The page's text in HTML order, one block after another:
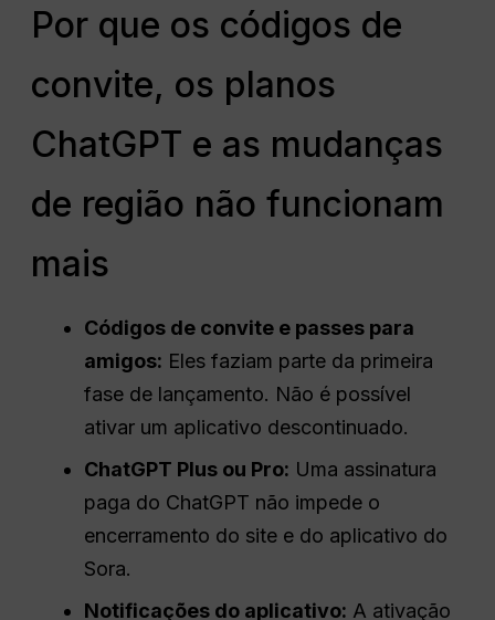
Por que os códigos de
convite, os planos
ChatGPT e as mudanças
de região não funcionam
mais
Códigos de convite e passes para
amigos: Eles faziam parte da primeira
fase de lançamento. Não é possível
ativar um aplicativo descontinuado.
ChatGPT Plus ou Pro: Uma assinatura
paga do ChatGPT não impede o
encerramento do site e do aplicativo do
Sora.
Notificações do aplicativo: A ativação